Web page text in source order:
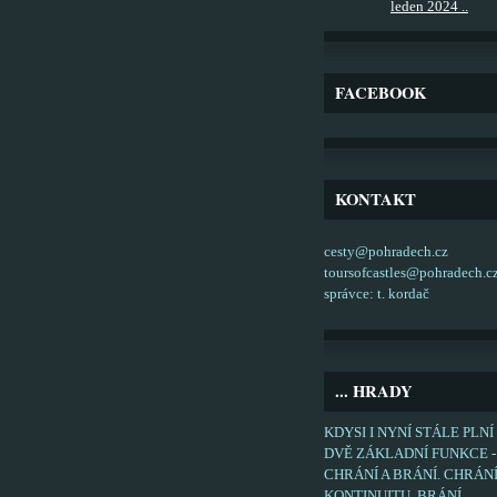
leden 2024 ..
FACEBOOK
KONTAKT
cesty@pohradech.cz
správce: t. kordač
... HRADY
KDYSI I NYNÍ STÁLE PLNÍ
DVĚ ZÁKLADNÍ FUNKCE -
CHRÁNÍ A BRÁNÍ. CHRÁNÍ